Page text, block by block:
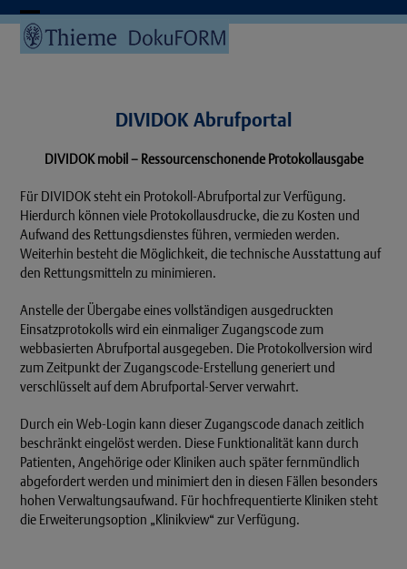
Skip
to
content
Open
Close
DIVIDOK Abrufportal
DIVIDOK mobil – Ressourcenschonende Protokollausgabe
Für DIVIDOK steht ein Protokoll-Abrufportal zur Verfügung.
Hierdurch können viele Protokollausdrucke, die zu Kosten und
Aufwand des Rettungsdienstes führen, vermieden werden.
Weiterhin besteht die Möglichkeit, die technische Ausstattung auf
den Rettungsmitteln zu minimieren.
Anstelle der Übergabe eines vollständigen ausgedruckten
Einsatzprotokolls wird ein einmaliger Zugangscode zum
webbasierten Abrufportal ausgegeben. Die Protokollversion wird
zum Zeitpunkt der Zugangscode-Erstellung generiert und
verschlüsselt auf dem Abrufportal-Server verwahrt.
Durch ein Web-Login kann dieser Zugangscode danach zeitlich
beschränkt eingelöst werden. Diese Funktionalität kann durch
Patienten, Angehörige oder Kliniken auch später fernmündlich
abgefordert werden und minimiert den in diesen Fällen besonders
hohen Verwaltungsaufwand. Für hochfrequentierte Kliniken steht
die Erweiterungsoption „Klinikview“ zur Verfügung.